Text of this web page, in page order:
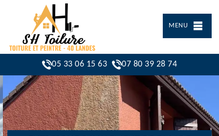
MENU
05 33 06 15 63 07 80 39 28 74